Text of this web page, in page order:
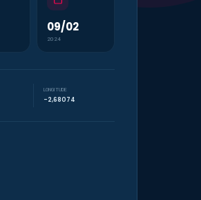
09/02
2024
LONGITUDE
-2,68074